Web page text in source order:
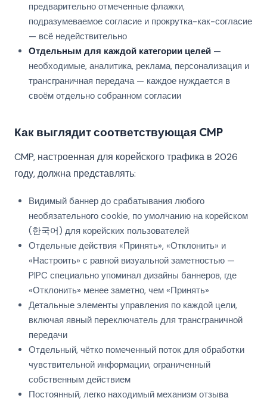
предварительно отмеченные флажки,
подразумеваемое согласие и прокрутка-как-согласие
— всё недействительно
Отдельным для каждой категории целей —
необходимые, аналитика, реклама, персонализация и
трансграничная передача — каждое нуждается в
своём отдельно собранном согласии
Как выглядит соответствующая CMP
CMP, настроенная для корейского трафика в 2026
году, должна представлять:
Видимый баннер до срабатывания любого
необязательного cookie, по умолчанию на корейском
(한국어) для корейских пользователей
Отдельные действия «Принять», «Отклонить» и
«Настроить» с равной визуальной заметностью —
PIPC специально упоминал дизайны баннеров, где
«Отклонить» менее заметно, чем «Принять»
Детальные элементы управления по каждой цели,
включая явный переключатель для трансграничной
передачи
Отдельный, чётко помеченный поток для обработки
чувствительной информации, ограниченный
собственным действием
Постоянный, легко находимый механизм отзыва